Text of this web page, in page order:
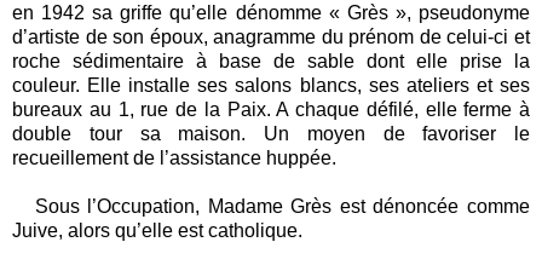
en 1942 sa griffe qu’elle dénomme « Grès », pseudonyme
d’artiste de son époux, anagramme du prénom de celui-ci et
roche sédimentaire à base de sable dont elle prise la
couleur. Elle installe ses salons blancs, ses ateliers et ses
bureaux au 1, rue de la Paix. A chaque défilé, elle ferme à
double tour sa maison. Un moyen de favoriser le
recueillement de l’assistance huppée.
Sous l’Occupation, Madame Grès est dénoncée comme
Juive, alors qu’elle est catholique.